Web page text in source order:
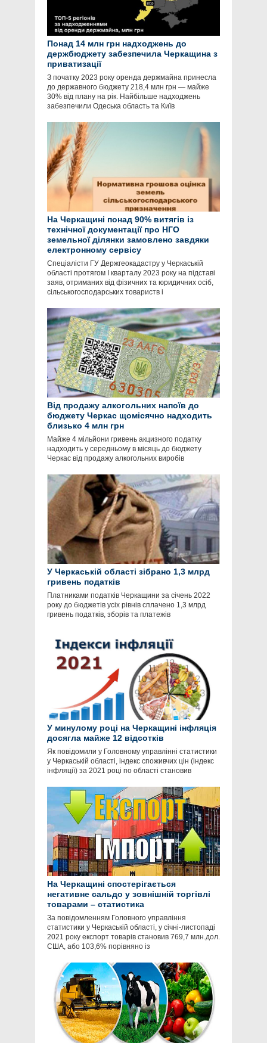
Понад 14 млн грн надходжень до
держбюджету забезпечила Черкащина з
приватизації
З початку 2023 року оренда держмайна принесла
до державного бюджету 218,4 млн грн — майже
30% від плану на рік. Найбільше надходжень
забезпечили Одеська область та Київ
На Черкащині понад 90% витягів із
технічної документації про НГО
земельної ділянки замовлено завдяки
електронному сервісу
Спеціалісти ГУ Держгеокадастру у Черкаській
області протягом І кварталу 2023 року на підставі
заяв, отриманих від фізичних та юридичних осіб,
сільськогосподарських товариств і
Від продажу алкогольних напоїв до
бюджету Черкас щомісячно надходить
близько 4 млн грн
Майже 4 мільйони гривень акцизного податку
надходить у середньому в місяць до бюджету
Черкас від продажу алкогольних виробів
У Черкаській області зібрано 1,3 млрд
гривень податків
Платниками податків Черкащини за січень 2022
року до бюджетів усіх рівнів сплачено 1,3 млрд
гривень податків, зборів та платежів
У минулому році на Черкащині інфляція
досягла майже 12 відсотків
Як повідомили у Головному управлінні статистики
у Черкаській області, індекс споживчих цін (індекс
інфляції) за 2021 році по області становив
На Черкащині спостерігається
негативне сальдо у зовнішній торгівлі
товарами – статистика
За повідомленням Головного управління
статистики у Черкаській області, у січні-листопаді
2021 року експорт товарів становив 769,7 млн.дол.
США, або 103,6% порівняно із